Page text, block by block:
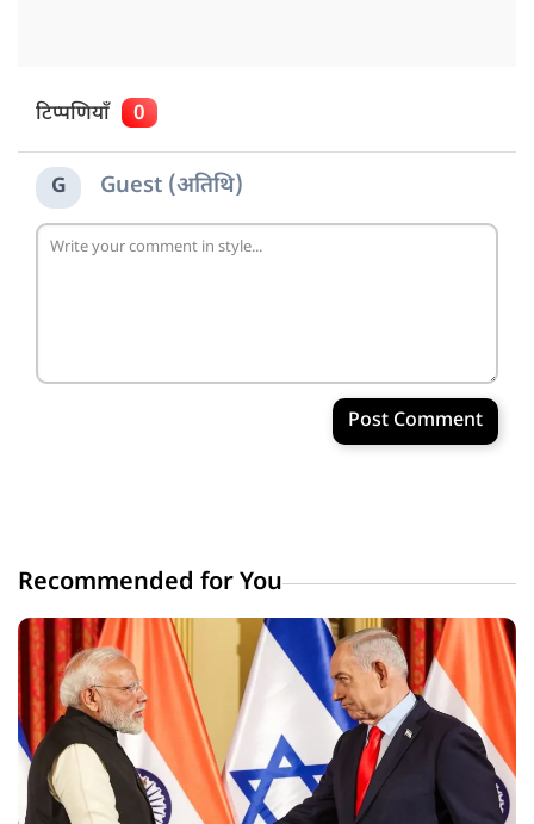
टिप्पणियाँ 0
G Guest (अतिथि)
Post Comment
Recommended for You